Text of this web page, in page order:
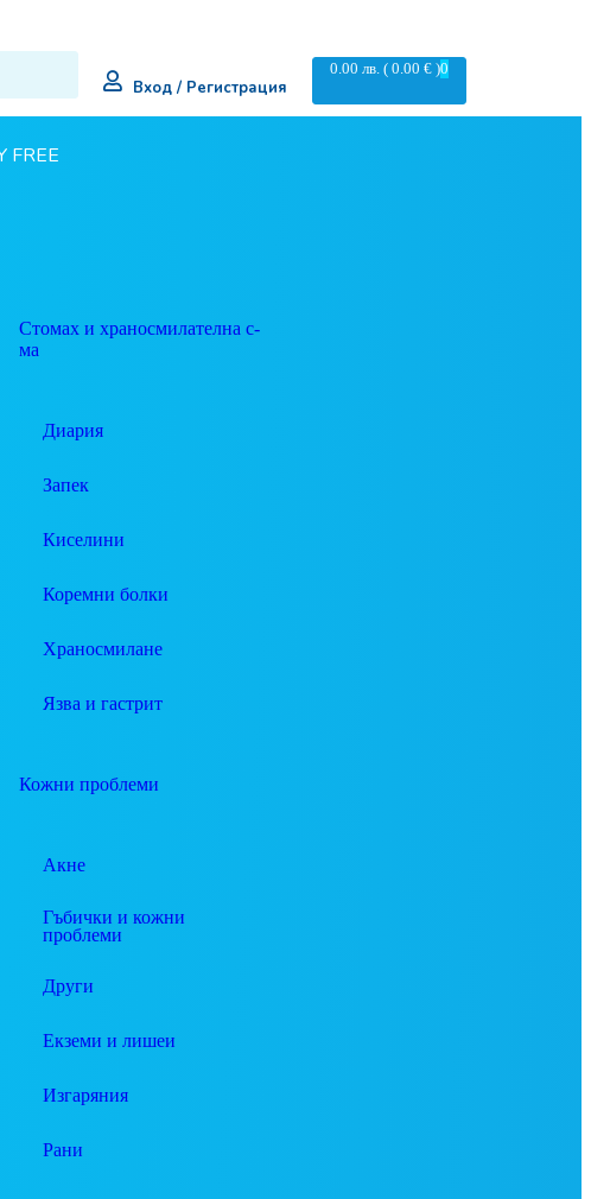
Вход / Регистрация
0
0.00 лв. ( 0.00 € )
Стомах и храносмилателна с-
ма
Диария
Запек
Киселини
Коремни болки
Храносмилане
Язва и гастрит
Кожни проблеми
Акне
Гъбички и кожни
проблеми
Други
Екземи и лишеи
Изгаряния
Рани
FREE